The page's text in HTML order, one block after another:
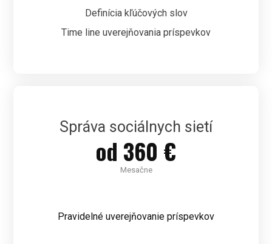
Definícia kľúčových slov
Time line uverejňovania príspevkov
Správa sociálnych sietí
od 360 €
Mesačne
Pravidelné uverejňovanie príspevkov